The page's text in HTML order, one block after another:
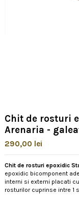
Chit de rosturi
Arenaria -
290,00 lei
Chit de rosturi epoxidic
epoxidic bicomponent
interni si externi placati
rosturilor cuprinse intre 1